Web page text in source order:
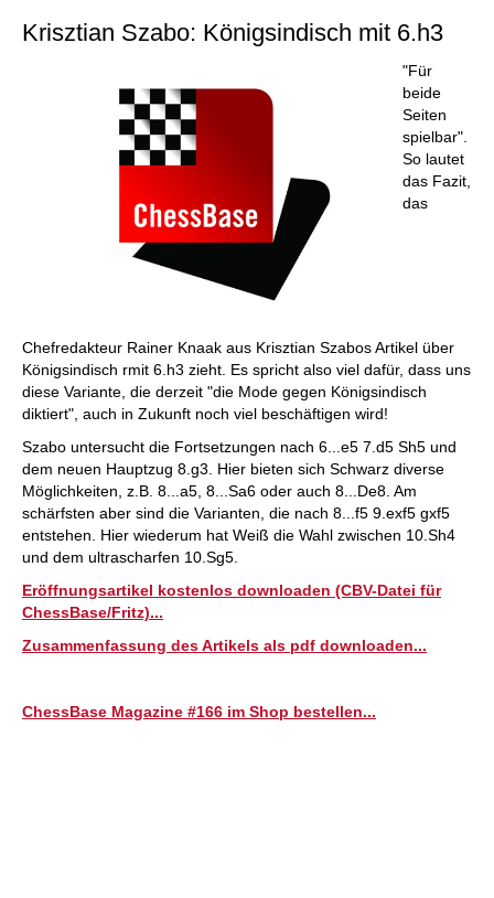
Krisztian Szabo: Königsindisch mit 6.h3
"Für
beide
Seiten
spielbar".
So lautet
das Fazit,
das
Chefredakteur Rainer Knaak aus Krisztian Szabos Artikel über
Königsindisch rmit 6.h3 zieht. Es spricht also viel dafür, dass uns
diese Variante, die derzeit "die Mode gegen Königsindisch
diktiert", auch in Zukunft noch viel beschäftigen wird!
Szabo untersucht die Fortsetzungen nach 6...e5 7.d5 Sh5 und
dem neuen Hauptzug 8.g3. Hier bieten sich Schwarz diverse
Möglichkeiten, z.B. 8...a5, 8...Sa6 oder auch 8...De8. Am
schärfsten aber sind die Varianten, die nach 8...f5 9.exf5 gxf5
entstehen. Hier wiederum hat Weiß die Wahl zwischen 10.Sh4
und dem ultrascharfen 10.Sg5.
Eröffnungsartikel kostenlos downloaden (CBV-Datei für
ChessBase/Fritz)...
Zusammenfassung des Artikels als pdf downloaden...
ChessBase Magazine #166 im Shop bestellen...